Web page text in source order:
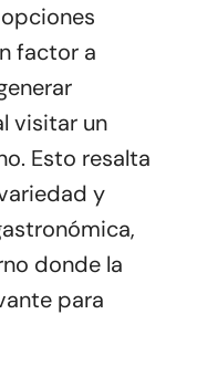
factor a
visitar un
Esto resalta
y
donde la
para